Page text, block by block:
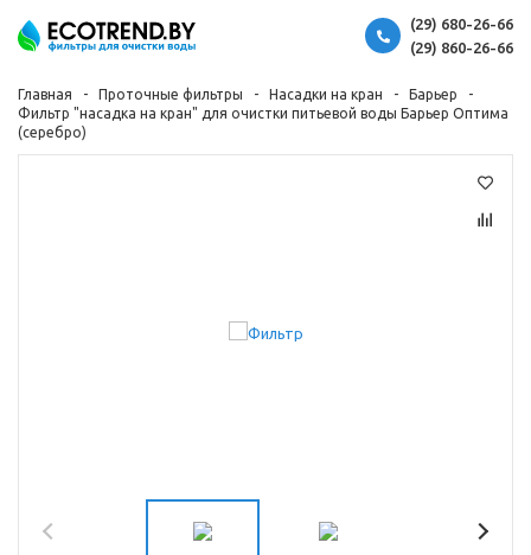
(29) 680-26-66
(29) 860-26-66
Главная Проточные фильтры Насадки на кран
Барьер
Фильтр "насадка на кран" для очистки питьевой воды Барьер Оптима
(серебро)